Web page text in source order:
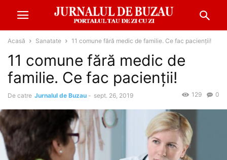
Acasă Sanatate 11 comune fără medic de familie. Ce fac pacienții!
11 comune fără medic de
familie. Ce fac pacienții!
De catre Jurnalul de Buzau - sept. 26, 2019 0
129